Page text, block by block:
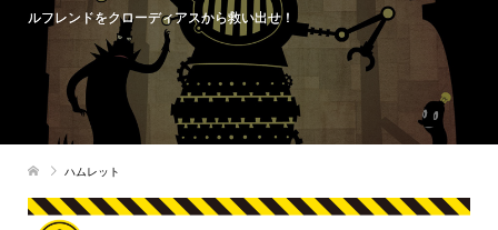
ルフレンドをクローディアスから救い出せ！
ハムレット